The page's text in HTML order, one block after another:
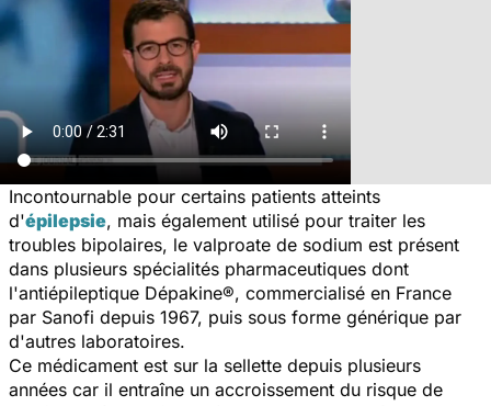
Incontournable pour certains patients atteints
d'épilepsie, mais également utilisé pour traiter les
troubles bipolaires, le valproate de sodium est présent
dans plusieurs spécialités pharmaceutiques dont
l'antiépileptique Dépakine®, commercialisé en France
par Sanofi depuis 1967, puis sous forme générique par
d'autres laboratoires.
Ce médicament est sur la sellette depuis plusieurs
années car il entraîne un accroissement du risque de